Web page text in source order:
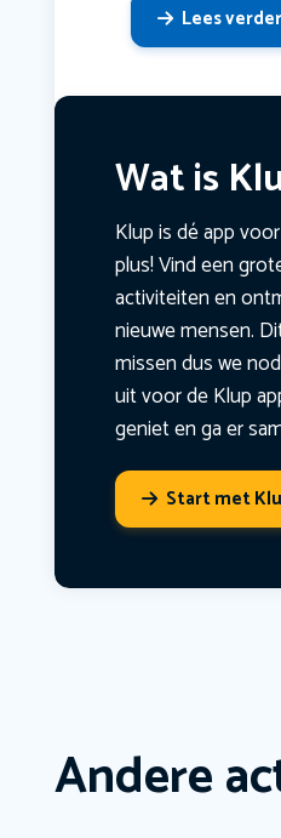
Lees
Wat is
Klup is dé app
plus! Vind een
activiteiten en
nieuwe mensen.
missen dus we
uit voor de Klup
geniet en ga er
Start met
Andere